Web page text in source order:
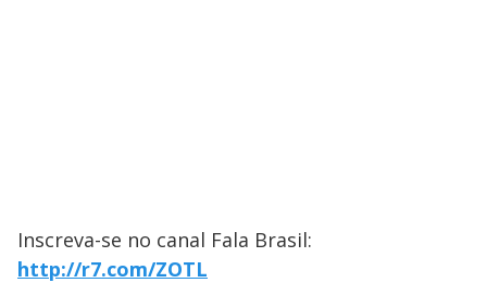
Inscreva-se no canal Fala Brasil:
http://r7.com/ZOTL